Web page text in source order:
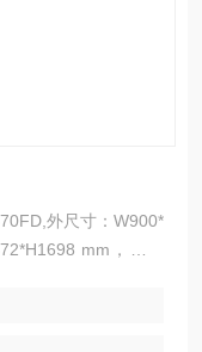
外尺寸：W900*
mm，隔板